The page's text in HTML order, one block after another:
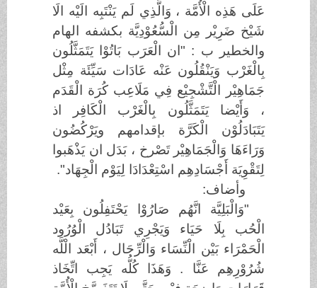
عَلَى هَذِه الْأُمَّة ، وَالَّذِي لَم يَنْتَبِه الَيْه الَا
شَيْخ ضَرِيْر مِن الْسُّعُوْدِيَّة بكشفه الهام
والخطير ب : "ان الْعَرَب بَاتُوْا يَتَمَثَّلُون
بِالْغَرْب وَيَنْقُلُون عَنْه عَادَات سَيِّئَة مِثْل
جَمَاهِيْر الْتَّشْجِيْع فِي مَلَاعِب كُرَة الْقَدَم
، وَأَيْضا يَتَمَثَّلُون بِالْغَرْب الْكَافِر اذ
يَتَبَادَلُوْن الْكَرَّة بإقدامهم ويَرْكُضُون
وَرَاءَهَا وَالْجَمَاهِيْر تَصْرخ ، بَدَل ان يَذْهَبوا
لِتَقْوِيَة أَجْسَادِهِم اسْتِعْدَادَا لِيَوْم الْجِهَاد".
وأضاف:
"وَالْبَلِيَّة انَّهُم صَارُوْا يَحْتَفِلُون بِعَيْد
الْحُب بِلَا حَيَاء وَيَجْرِي تَبَادُل الْوُرُود
الْحَمْرَاء بَيْن الْنِّسَاء وَالْرِّجَال ، أَبْعَد الْلَّه
شُرُوْرِهِم عَنَّا . وَهَذَا كُلُّه يَجِب اتِّخَاذ